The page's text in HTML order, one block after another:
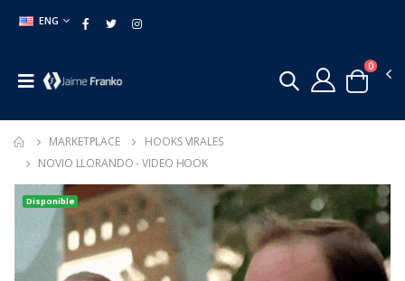
ENG
0
MARKETPLACE
HOOKS VIRALES
NOVIO LLORANDO - VIDEO HOOK
Disponible